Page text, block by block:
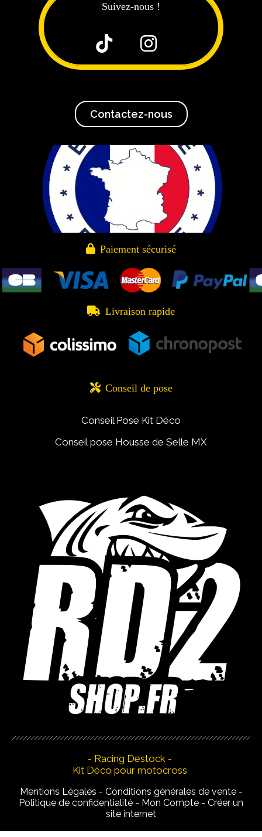
Suivez-nous !
 
Contactez-nous
 Paiement sécurisé
 Livraison rapide
 Conseil de pose
Conseil Pose Kit Déco
Conseil pose Housse de Selle MX
- Racing Destock -
Kit Déco pour motocross
Mentions Légales
Conditions générales de vente
Politique de confidentialité
Mon Compte
Créer un
site internet